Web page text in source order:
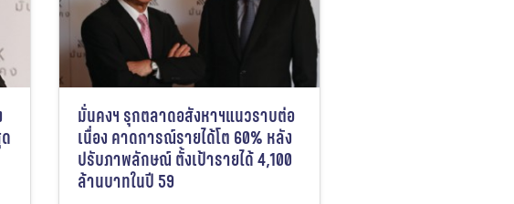
มั่นคงฯ รุกตลาดอสังหาฯแนวราบต่อ
เนื่อง คาดการณ์รายได้โต 60% หลัง
ปรับภาพลักษณ์ ตั้งเป้ารายได้ 4,100
ล้านบาทในปี 59